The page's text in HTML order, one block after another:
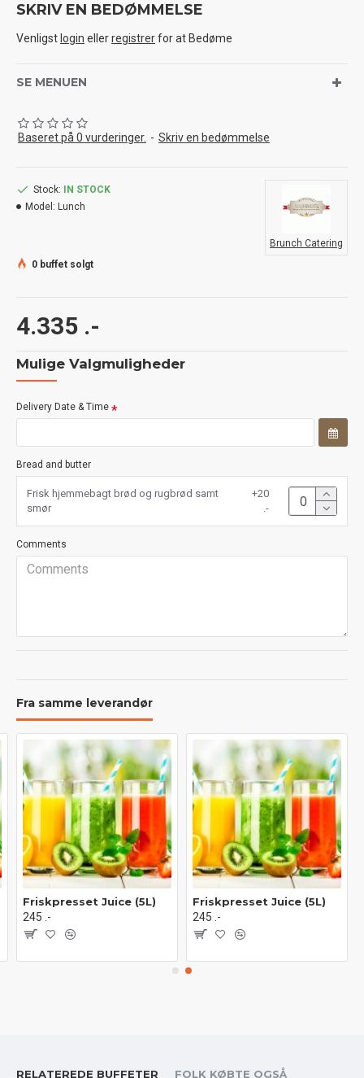
SKRIV EN BEDØMMELSE
Venligst login ellerregistrerfor at Bedøme
SE MENUEN
Baseret på 0 vurderinger. - Skriv en bedømmelse
4.335 .-
Stock:
IN STOCK
Model: Lunch
Brunch Catering
0 buffet solgt
Mulige Valgmuligheder
Delivery Date & Time
Bread and butter
Frisk hjemmebagt brød og rugbrød samt
smør
+20
.-
Comments
Fra samme leverandør
Friskpresset Juice (5L)
245 .-
Friskpresset Juice (5L)
245 .-
RELATEREDE BUFFETER FOLK KØBTE OGSÅ